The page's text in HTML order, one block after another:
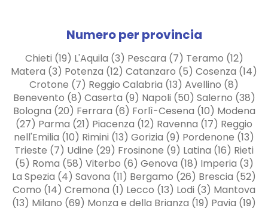
Numero per provincia
Chieti (19) L'Aquila (3) Pescara (7) Teramo (12)
Matera (3) Potenza (12) Catanzaro (5) Cosenza (14)
Crotone (7) Reggio Calabria (13) Avellino (8)
Benevento (8) Caserta (9) Napoli (50) Salerno (38)
Bologna (20) Ferrara (6) Forlì-Cesena (10) Modena
(27) Parma (21) Piacenza (12) Ravenna (17) Reggio
nell'Emilia (10) Rimini (13) Gorizia (9) Pordenone (13)
Trieste (7) Udine (29) Frosinone (9) Latina (16) Rieti
(5) Roma (58) Viterbo (6) Genova (18) Imperia (3)
La Spezia (4) Savona (11) Bergamo (26) Brescia (52)
Como (14) Cremona (1) Lecco (13) Lodi (3) Mantova
(13) Milano (69) Monza e della Brianza (19) Pavia (19)